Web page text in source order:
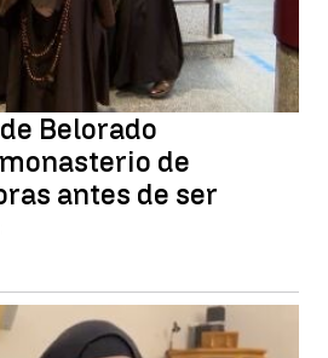
Belorado
de
antes de ser